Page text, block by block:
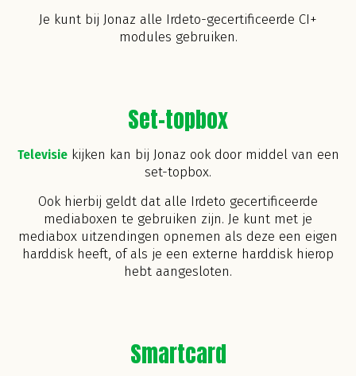
Je kunt bij Jonaz alle Irdeto-gecertificeerde CI+
modules gebruiken.
Set-topbox
Televisiekijken kan bij Jonaz ook door middel van een
set-topbox.
Ook hierbij geldt dat alle Irdeto gecertificeerde
mediaboxen te gebruiken zijn. Je kunt met je
mediabox uitzendingen opnemen als deze een eigen
harddisk heeft, of als je een externe harddisk hierop
hebt aangesloten.
Smartcard